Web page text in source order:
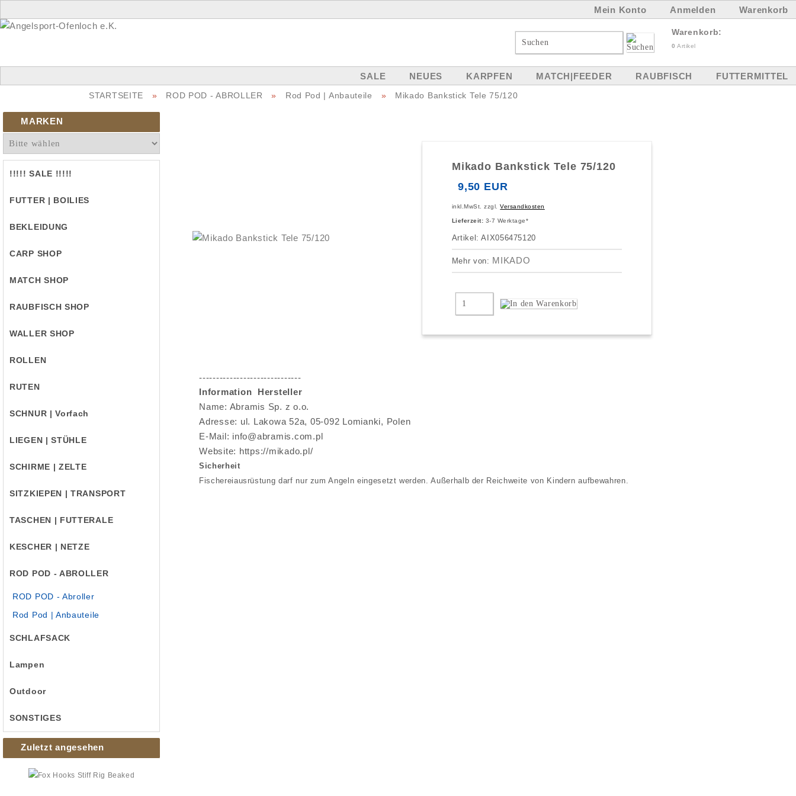
Mein Konto Anmelden Warenkorb
Warenkorb:
0 Artikel
SALE NEUES KARPFEN MATCH|FEEDER RAUBFISCH FUTTERMITTEL
STARTSEITE » ROD POD - ABROLLER » Rod Pod | Anbauteile » Mikado Bankstick Tele 75/120
MARKEN
!!!!! SALE !!!!!
FUTTER | BOILIES
BEKLEIDUNG
CARP SHOP
MATCH SHOP
RAUBFISCH SHOP
WALLER SHOP
ROLLEN
RUTEN
SCHNUR | Vorfach
LIEGEN | STÜHLE
SCHIRME | ZELTE
SITZKIEPEN | TRANSPORT
TASCHEN | FUTTERALE
KESCHER | NETZE
ROD POD - ABROLLER
ROD POD - Abroller
Rod Pod | Anbauteile
SCHLAFSACK
Lampen
Outdoor
SONSTIGES
Zuletzt angesehen
Mikado Bankstick Tele 75/120
9,50 EUR
inkl.MwSt. zzgl.Versandkosten
Lieferzeit: 3-7 Werktage*
Artikel: AIX056475120
Mehr von: MIKADO
------------------------------
Information Hersteller
Name: Abramis Sp. z o.o.
Adresse: ul. Lakowa 52a, 05-092 Lomianki, Polen
E-Mail: info@abramis.com.pl
Website: https://mikado.pl/
Sicherheit
Fischereiausrüstung darf nur zum Angeln eingesetzt werden. Außerhalb der Reichweite von Kindern aufbewahren.